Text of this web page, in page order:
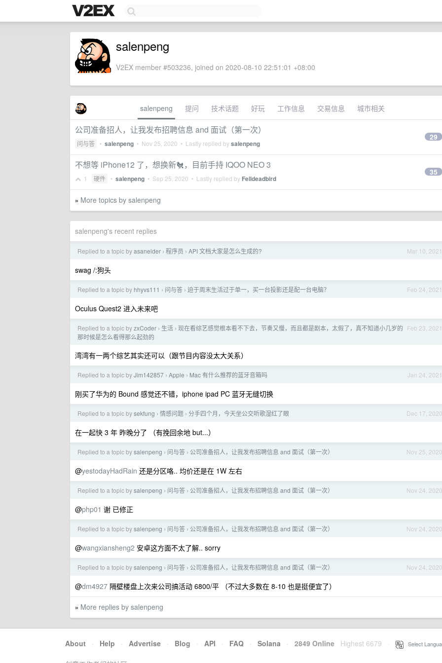
salenpeng
V2EX member #503236, joined on 2020-08-10 22:51:01 +08:00
salenpeng 提问 技术话题 好玩 工作信息 交易信息 城市相关
公司准备招人，让我发布招聘信息 and 面试（第一次）
问与答 • salenpeng • Nov 25, 2020 • Lastly replied bysalenpeng
29
不想等 iPhone12 了，想换新🐔，目前手持 IQOO NEO 3
1 硬件 • salenpeng • Sep 25, 2020 • Lastly replied by Felldeadbird
35
» More topics by salenpeng
salenpeng's recent replies
Mar 10, 2021
Replied to a topic byasanelder › 程序员 › API 文档大家是怎么生成的?
swag /:狗头
Feb 24, 2021
Replied to a topic by hhyvs111 › 问与答 › 迫于周末生活过于单一，买一台投影还是配一台电脑？
Oculus Quest2 进入未来吧
Feb 23, 2021
Replied to a topic byzxCoder › 生活 › 现在看综艺感觉根本看不下去，节奏又慢，而且都是剧本，太假了，真不知道小几岁的
那时候是怎么看得那么起劲的
湾湾有一两个综艺其实还可以（跟节目内容没太大关系）
Jan 24, 2021
Replied to a topic byJim142857 › Apple › Mac 有什么推荐的蓝牙音箱吗
刚买了华为的 Bound 感觉还不错，iphone ipad PC 蓝牙无缝切换
Dec 17, 2020
Replied to a topic bysekfung › 情感问题 › 分手四个月，今天坐公交听歌湿红了眼
在一起快 3 年 昨晚分了 （有挽回余地 but...）
Nov 25, 2020
Replied to a topic bysalenpeng › 问与答 › 公司准备招人，让我发布招聘信息 and 面试（第一次）
@yestodayHadRain 还是分区咯.. 均价还是在 1W 左右
Nov 24, 2020
Replied to a topic bysalenpeng › 问与答 › 公司准备招人，让我发布招聘信息 and 面试（第一次）
@php01 谢 已修正
Nov 24, 2020
Replied to a topic bysalenpeng › 问与答 › 公司准备招人，让我发布招聘信息 and 面试（第一次）
@wangxiansheng2 安卓这方面不太了解.. sorry
Nov 24, 2020
Replied to a topic bysalenpeng › 问与答 › 公司准备招人，让我发布招聘信息 and 面试（第一次）
@dm4927 隔壁楼盘上次来公司搞活动 6800/平 （不过大多数在 8-10 也是挺便宜了）
» More replies by salenpeng
About · Help · Advertise · Blog · API · FAQ · Solana · 2849 Online Highest 6679 Select